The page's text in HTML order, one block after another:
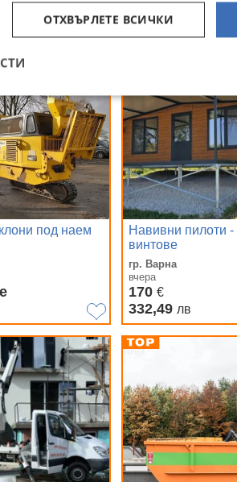
под наем
Навивни пилоти -
винтове
гр. Варна
вчера
170 €
332,49 лв
ОТХВЪРЛЕТЕ ВСИЧКИ